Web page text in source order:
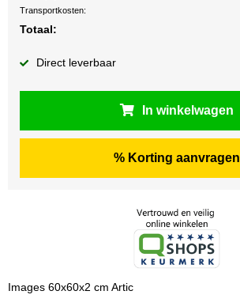
Transportkosten:
Totaal:
Direct leverbaar
In winkelwagen
% Korting aanvragen
Images 60x60x2 cm Artic